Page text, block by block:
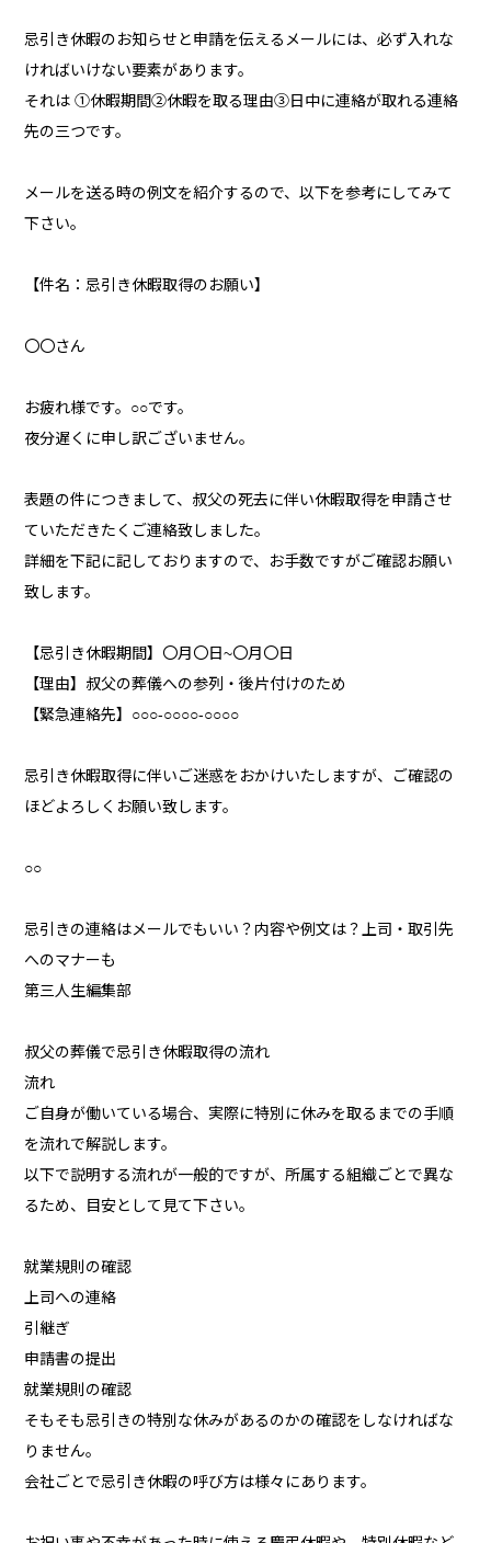
忌引き休暇のお知らせと申請を伝えるメールには、必ず入れな
ければいけない要素があります。
それは ①休暇期間②休暇を取る理由③日中に連絡が取れる連絡
先の三つです。
メールを送る時の例文を紹介するので、以下を参考にしてみて
下さい。
【件名：忌引き休暇取得のお願い】
〇〇さん
お疲れ様です。○○です。
夜分遅くに申し訳ございません。
表題の件につきまして、叔父の死去に伴い休暇取得を申請させ
ていただきたくご連絡致しました。
詳細を下記に記しておりますので、お手数ですがご確認お願い
致します。
【忌引き休暇期間】〇月〇日~〇月〇日
【理由】叔父の葬儀への参列・後片付けのため
【緊急連絡先】○○○-○○○○-○○○○
忌引き休暇取得に伴いご迷惑をおかけいたしますが、ご確認の
ほどよろしくお願い致します。
○○
忌引きの連絡はメールでもいい？内容や例文は？上司・取引先
へのマナーも
第三人生編集部
叔父の葬儀で忌引き休暇取得の流れ
流れ
ご自身が働いている場合、実際に特別に休みを取るまでの手順
を流れで解説します。
以下で説明する流れが一般的ですが、所属する組織ごとで異な
るため、目安として見て下さい。
就業規則の確認
上司への連絡
引継ぎ
申請書の提出
就業規則の確認
そもそも忌引きの特別な休みがあるのかの確認をしなければな
りません。
会社ごとで忌引き休暇の呼び方は様々にあります。